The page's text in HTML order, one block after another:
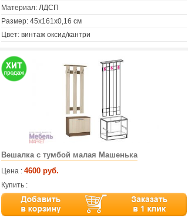
Материал: ЛДСП
Размер: 45х161х0,16 см
Цвет: винтаж оксид/кантри
Вешалка с тумбой малая Машенька
Цена : 4600 руб.
Купить :